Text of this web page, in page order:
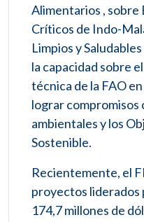
Alimentarios , sobre
Críticos de Indo-
Limpios y
la capacidad sobre
técnica de la FAO
lograr compromisos
ambientales y los
Sostenible.
Recientemente, el
proyectos liderados
174,7 millones de